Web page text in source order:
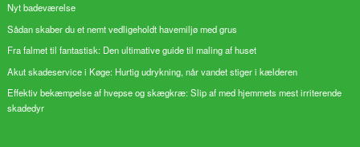
Nyt badeværelse
Sådan skaber du et nemt vedligeholdt havemiljø med grus
Fra falmet til fantastisk: Den ultimative guide til maling af huset
Akut skadeservice i Køge: Hurtig udrykning, når vandet stiger i kælderen
Effektiv bekæmpelse af hvepse og skægkræ: Slip af med hjemmets mest irriterende
skadedyr